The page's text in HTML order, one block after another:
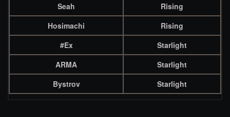
Seah
Rising
Hosimachi
Rising
#Ex
Starlight
ARMA
Starlight
Bystrov
Starlight